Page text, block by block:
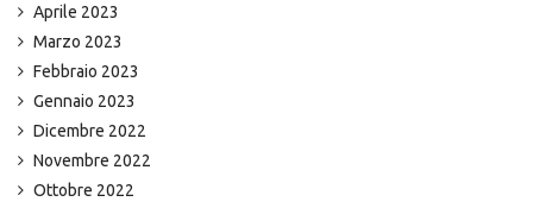
Aprile 2023
Marzo 2023
Febbraio 2023
Gennaio 2023
Dicembre 2022
Novembre 2022
Ottobre 2022